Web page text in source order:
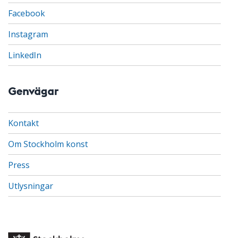
Facebook
Instagram
LinkedIn
Genvägar
Kontakt
Om Stockholm konst
Press
Utlysningar